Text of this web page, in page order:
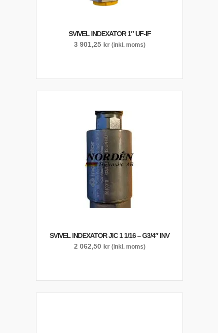
SVIVEL INDEXATOR 1″ UF-IF
3 901,25 kr (inkl. moms)
SVIVEL INDEXATOR JIC 1 1/16 – G3/4″ INV
2 062,50 kr (inkl. moms)